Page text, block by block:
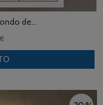
de...